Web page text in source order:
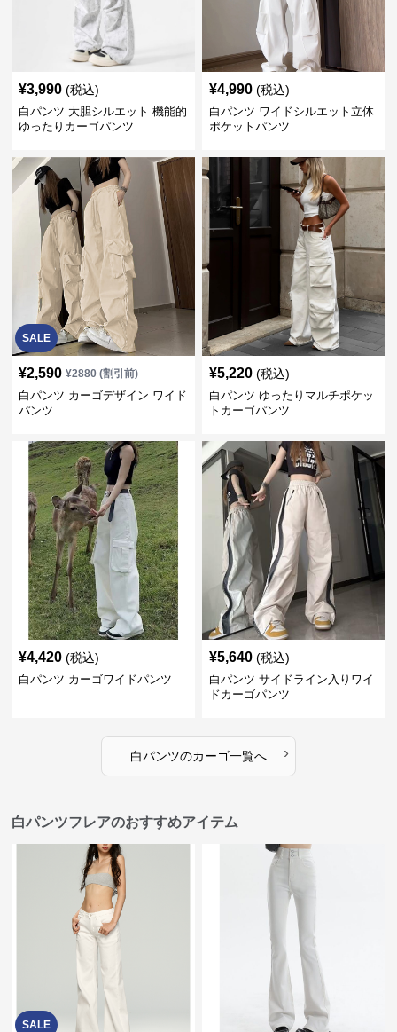
¥3,990 (税込)
白パンツ 大胆シルエット 機能的
ゆったりカーゴパンツ
¥4,990 (税込)
白パンツ ワイドシルエット立体
ポケットパンツ
SALE
¥2,590 ¥2880(割引前)
白パンツ カーゴデザイン ワイド
パンツ
¥5,220 (税込)
白パンツ ゆったりマルチポケッ
トカーゴパンツ
¥4,420 (税込)
白パンツ カーゴワイドパンツ
¥5,640 (税込)
白パンツ サイドライン入りワイ
ドカーゴパンツ
白パンツのカーゴ一覧へ ›
白パンツフレアのおすすめアイテム
SALE